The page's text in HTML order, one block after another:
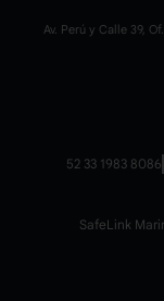
Av. Perú y Calle 39,
52 33 1983 8086
SafeLink